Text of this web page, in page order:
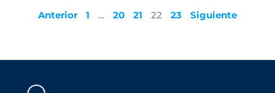
Anterior 1 … 20 21 22 23 Siguiente